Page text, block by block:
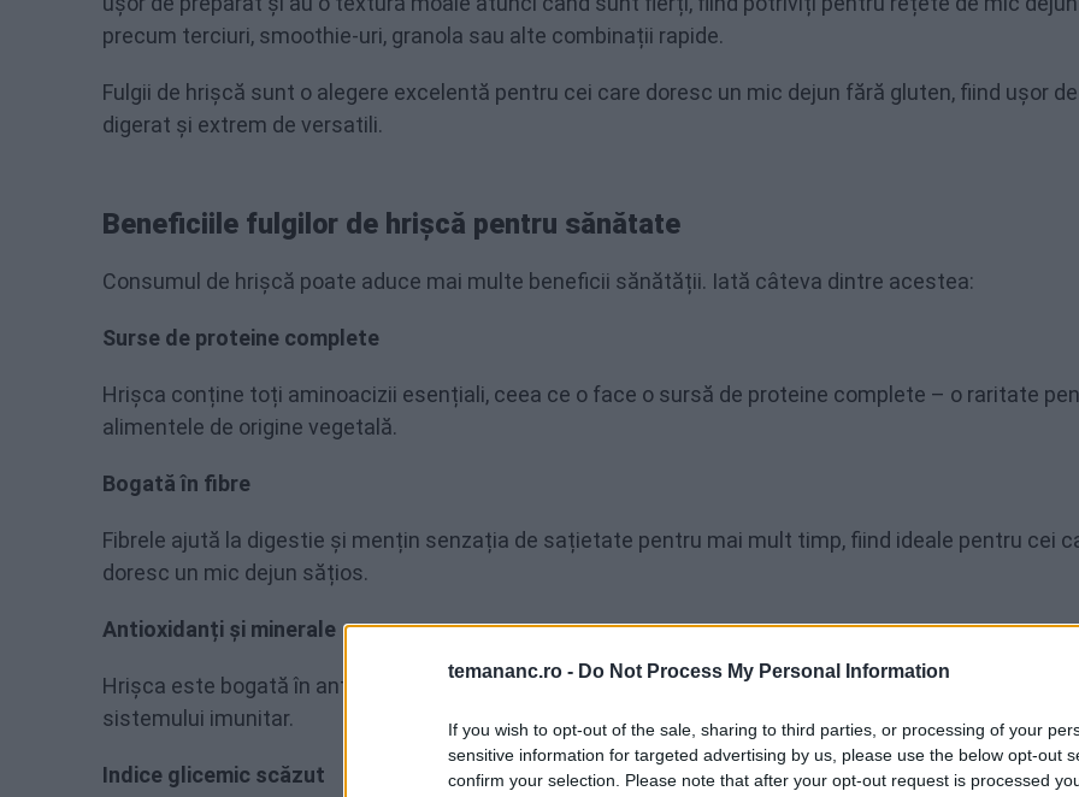
temananc.ro - Do Not Process My Personal Information
If you wish to opt-out of the sale, sharing to third parties, or processing of your
sensitive information for targeted advertising by us, please use the below opt-out
confirm your selection. Please note that after your opt-out request is processed
precum terciuri, smoothie-uri, granola sau alte combinații rapide.
Fulgii de hrișcă sunt o alegere excelentă pentru cei care doresc un mic dejun fără gluten, fiind ușor de
digerat și extrem de versatili.
Beneficiile fulgilor de hrișcă pentru sănătate
Consumul de hrișcă poate aduce mai multe beneficii sănătății. Iată câteva dintre acestea:
Surse de proteine complete
Hrișca conține toți aminoacizii esențiali, ceea ce o face o sursă de proteine complete – o raritate
alimentele de origine vegetală.
Bogată în fibre
Fibrele ajută la digestie și mențin senzația de sațietate pentru mai mult timp, fiind ideale pentru cei
doresc un mic dejun sățios.
Antioxidanți și minerale
Hrișca este bogată în antioxidanți, magneziu, cupru și fier, nutrienți importanți pentru sănătatea inimii
sistemului imunitar.
Indice glicemic scăzut